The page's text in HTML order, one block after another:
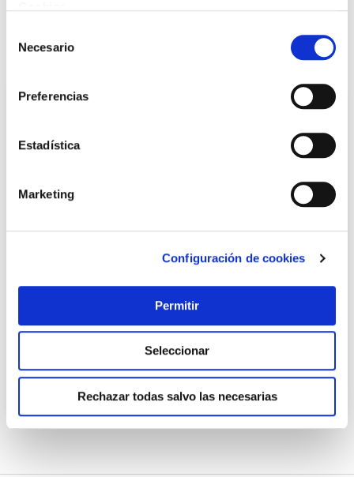
Necesario
Preferencias
Estadística
Marketing
Configuración de cookies
Permitir
Seleccionar
Rechazar todas salvo las necesarias
Cilindro 2000sn leva larga 33-38 laton, 5 llaves ucem
Ucem
43,95 €
Añadir al carrito